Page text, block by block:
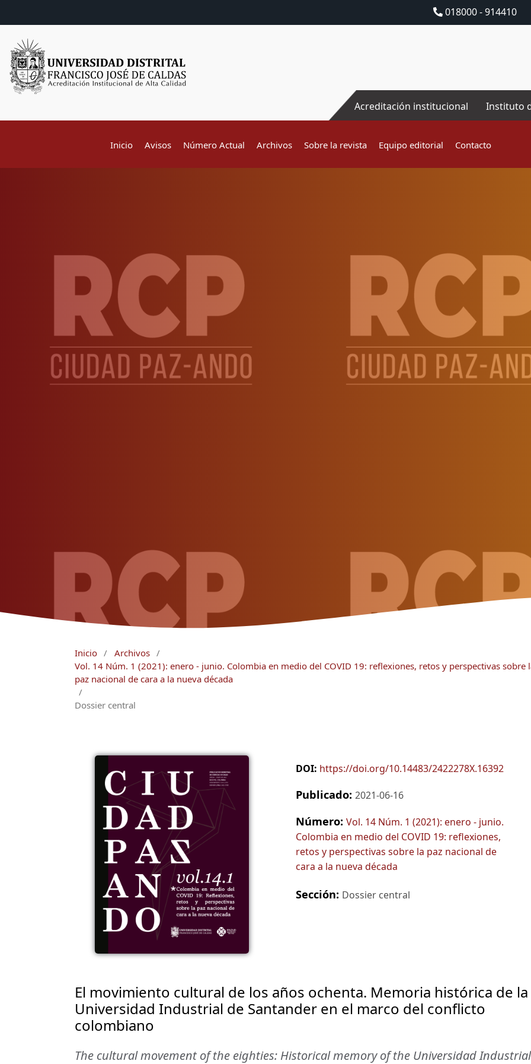
018000 - 914410
Acreditación institucional Instituto
Inicio Avisos Número Actual Archivos Sobre la revista Equipo editorial Contacto
Inicio / Archivos /
Vol. 14 Núm. 1 (2021): enero - junio. Colombia en medio del COVID 19: reflexiones, retos y perspectivas sobre
paz nacional de cara a la nueva década
/
Dossier central
DOI: https://doi.org/10.14483/2422278X.16392
Publicado: 2021-06-16
Número: Vol. 14 Núm. 1 (2021): enero - junio.
Colombia en medio del COVID 19: reflexiones,
retos y perspectivas sobre la paz nacional de
cara a la nueva década
Sección: Dossier central
El movimiento cultural de los años ochenta. Memoria histórica de la
Universidad Industrial de Santander en el marco del conflicto
colombiano
The cultural movement of the eighties: Historical memory of the Universidad Industrial